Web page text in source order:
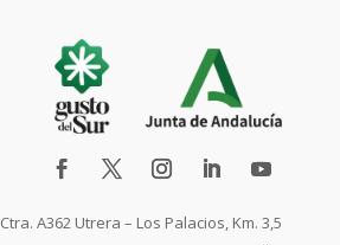
Ctra. A362 Utrera – Los Palacios, Km. 3,5